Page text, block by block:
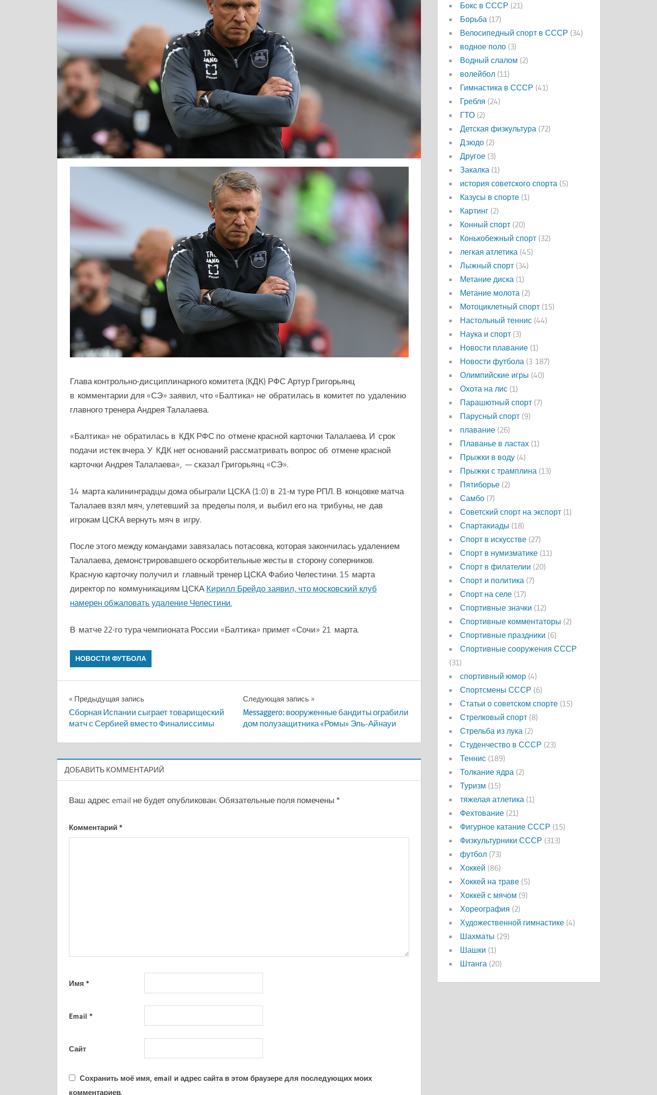
Глава контрольно-дисциплинарного комитета (КДК) РФС Артур Григорьянц
в комментарии для «СЭ» заявил, что «Балтика» не обратилась в комитет по удалению
главного тренера Андрея Талалаева.
«Балтика» не обратилась в КДК РФС по отмене красной карточки Талалаева. И срок
подачи истек вчера. У КДК нет оснований рассматривать вопрос об отмене красной
карточки Андрея Талалаева», — сказал Григорьянц «СЭ».
14 марта калининградцы дома обыграли ЦСКА (1:0) в 21-м туре РПЛ. В концовке матча
Талалаев взял мяч, улетевший за пределы поля, и выбил его на трибуны, не дав
игрокам ЦСКА вернуть мяч в игру.
После этого между командами завязалась потасовка, которая закончилась удалением
Талалаева, демонстрировавшего оскорбительные жесты в сторону соперников.
Красную карточку получил и главный тренер ЦСКА Фабио Челестини.15 марта
директор по коммуникациям ЦСКА Кирилл Брейдо заявил, что московский клуб
намерен обжаловать удаление Челестини.
В матче 22-го тура чемпионата России «Балтика» примет «Сочи» 21 марта.
НОВОСТИ ФУТБОЛА
Навигация
по
записям
Предыдущая запись
Сборная Испании сыграет товарищеский
матч с Сербией вместо Финалиссимы
Следующая запись
Messaggero: вооруженные бандиты ограбили
дом полузащитника «Ромы» Эль-Айнауи
ДОБАВИТЬ КОММЕНТАРИЙ
Ваш адрес email не будет опубликован.Обязательные поля помечены *
Комментарий *
Имя *
Email *
Сайт
Сохранить моё имя, email и адрес сайта в этом браузере для последующих моих
комментариев.
Бокс в СССР (21)
Борьба (17)
Велосипедный спорт в СССР (34)
водное поло (3)
Водный слалом (2)
волейбол (11)
Гимнастика в СССР (41)
Гребля (24)
ГТО (2)
Детская физкультура (72)
Дзюдо (2)
Другое (3)
Закалка (1)
история советского спорта (5)
Казусы в спорте (1)
Картинг (2)
Конный спорт (20)
Конькобежный спорт (32)
легкая атлетика (45)
Лыжный спорт (34)
Метание диска (1)
Метание молота (2)
Мотоциклетный спорт (15)
Настольный теннис (44)
Наука и спорт (3)
Новости плавание (1)
Новости футбола (3 187)
Олимпийские игры (40)
Охота на лис (1)
Парашютный спорт (7)
Парусный спорт (9)
плавание (26)
Плаванье в ластах (1)
Прыжки в воду (4)
Прыжки с трамплина (13)
Пятиборье (2)
Самбо (7)
Советский спорт на экспорт (1)
Спартакиады (18)
Спорт в искусстве (27)
Спорт в нумизматике (11)
Спорт в филателии (20)
Спорт и политика (7)
Спорт на селе (17)
Спортивные значки (12)
Спортивные комментаторы (2)
Спортивные праздники (6)
Спортивные сооружения СССР
(31)
спортивный юмор (4)
Спортсмены СССР (6)
Статьи о советском спорте (15)
Стрелковый спорт (8)
Стрельба из лука (2)
Студенчество в СССР (23)
Теннис (189)
Толкание ядра (2)
Туризм (15)
тяжелая атлетика (1)
Фехтование (21)
Фигурное катание СССР (15)
Физкультурники СССР (313)
футбол (73)
Хоккей (86)
Хоккей на траве (5)
Хоккей с мячом (9)
Хореография (2)
Художественной гимнастике (4)
Шахматы (29)
Шашки (1)
Штанга (20)